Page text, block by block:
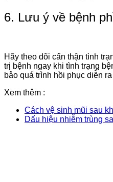
6. Lưu ý về bệnh
Hãy theo dõi cẩn thận tình
trị bệnh ngay khi tình trạng
bảo quá trình hồi phục diễn
Xem thêm :
Cách vệ sinh mũi sau
Dấu hiệu nhiễm trùng